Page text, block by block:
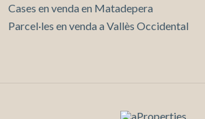
Cases en venda en Matadepera
Parcel·les en venda a Vallès Occidental